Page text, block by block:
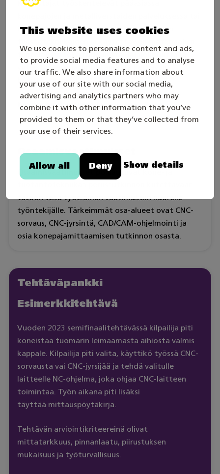
This website uses cookies
We use cookies to personalise content and ads,
to provide social media features and to analyse
our traffic. We also share information about
your use of our site with our social media,
advertising and analytics partners who may
combine it with other information that you’ve
provided to them or that they’ve collected from
your use of their services.
Allow all Deny Show details
Koneistajat työskentelevät pääasiassa
itsenäisinä yrittäjinä. Ammatissa tarvitaan
tuntemusta sekä tarkkuutta, huolellisuutta ja
yhteistyötaitoja, unohtamatta kestävän
kehityksen periaatetta.
Kilpailu on yksilökilpailu.
Osaamisvaatimukset
Osaamisvaatimukset pohjautuvat kone- ja
tasoon sekä työelämän vaatimuksiin nuorelle
työntekijälle. Tärkeimmät osa-alueet ovat CNC-
sorvaus, CNC-jyrsintä, CAD/CAM-ohjelmointi ja
osia konepajamittaamisen tutkinnon osasta.
Tehtäväpankki
Esimerkkitehtävä
Vuoden 2023 semifinaalitehtävässä kilpailija piti
koneistaa tuomarin leimaamasta aihiosta valmis
kappale. Kilpailija piti valita, käyttikö työssä CNC-
sorvausta vai CNC-jyrsijää ja tehdä valitulle
laitteelle NC-ohjelma, joka ohjaa CNC-laitteen
toimintaa. Työn aikana piti lisäksi
täyttää mittauspöytäkirja.
Tehtävän arviointikriteereinä olivat
mittatarkkuus, pinnanlaatu, piirustuksen
mukaisuus ja työturvallisuus.